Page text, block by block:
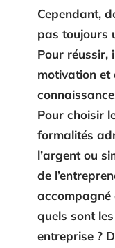
Cependant,
pas toujours
Pour réussir,
motivation et
Pour choisir
formalités
l’argent ou
de
accompagné
quels sont
entreprise ?